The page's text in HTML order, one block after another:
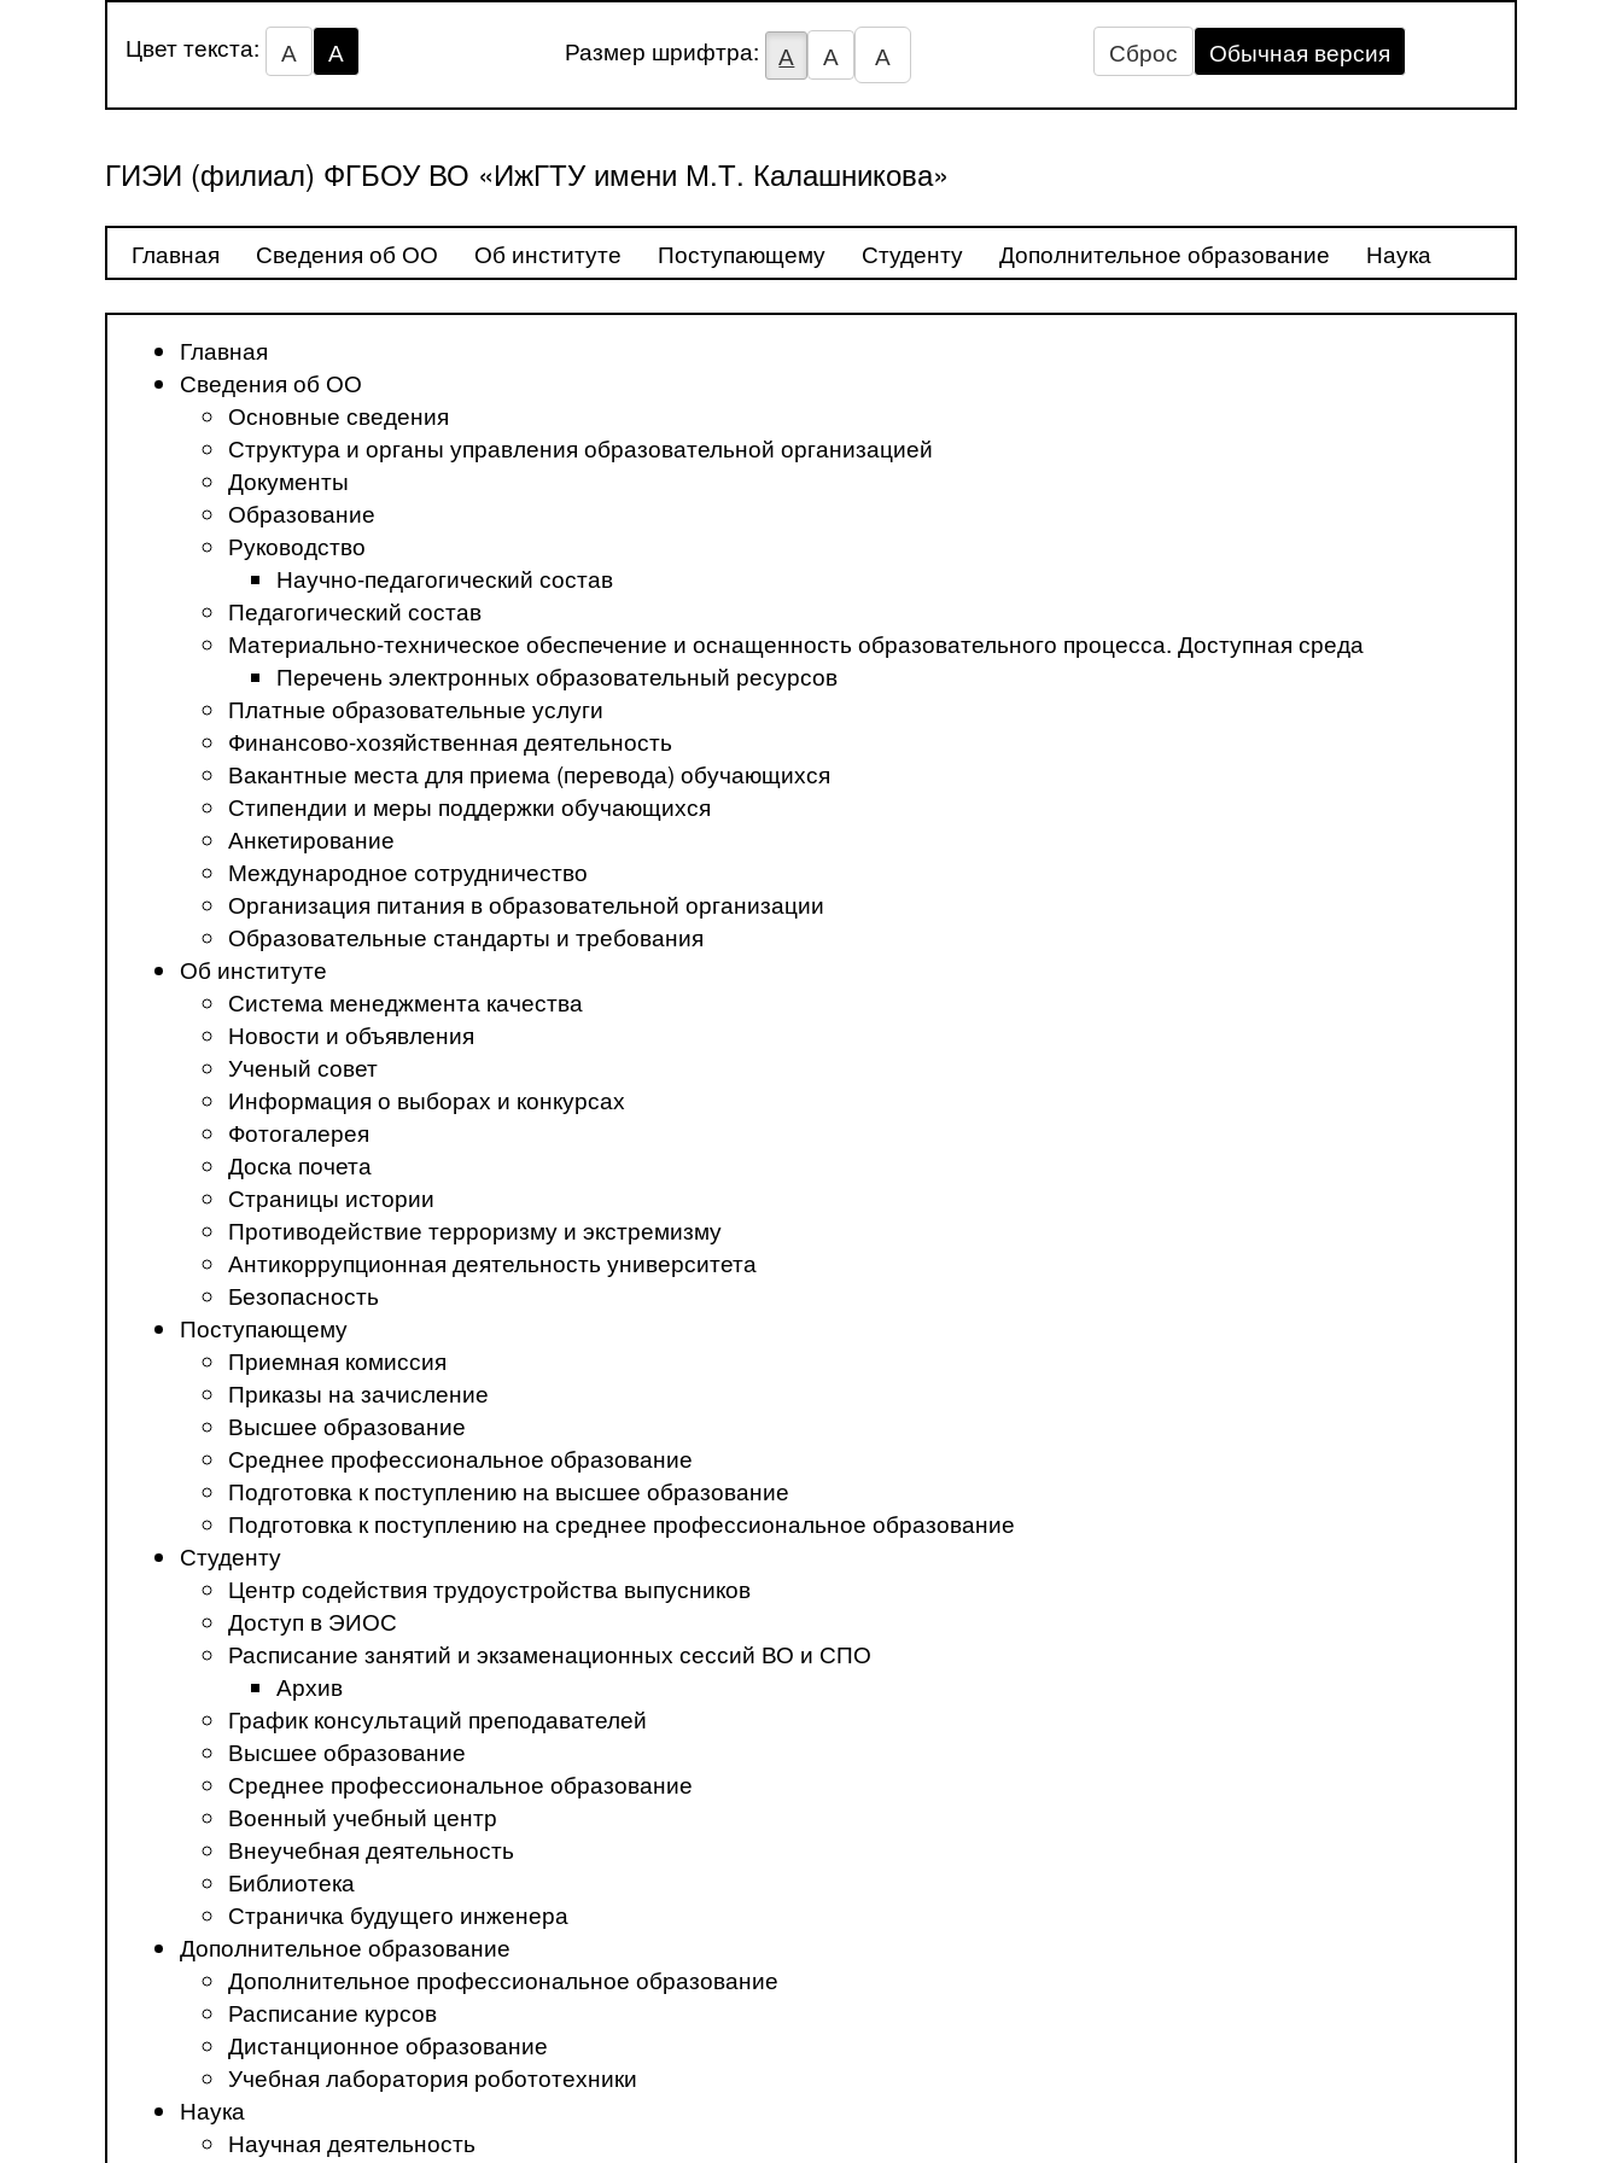
Цвет текста: А А Размер шрифтра: А А А Сброс Обычная версия
ГИЭИ (филиал) ФГБОУ ВО «ИжГТУ имени М.Т. Калашникова»
Главная Сведения об ОО Об институте Поступающему Студенту Дополнительное образование Наука
Главная
Сведения об ОО
Основные сведения
Структура и органы управления образовательной организацией
Документы
Образование
Руководство
Научно-педагогический состав
Педагогический состав
Материально-техническое обеспечение и оснащенность образовательного процесса. Доступная среда
Перечень электронных образовательный ресурсов
Платные образовательные услуги
Финансово-хозяйственная деятельность
Вакантные места для приема (перевода) обучающихся
Стипендии и меры поддержки обучающихся
Анкетирование
Международное сотрудничество
Организация питания в образовательной организации
Образовательные стандарты и требования
Об институте
Система менеджмента качества
Новости и объявления
Ученый совет
Информация о выборах и конкурсах
Фотогалерея
Доска почета
Страницы истории
Противодействие терроризму и экстремизму
Антикоррупционная деятельность университета
Безопасность
Поступающему
Приемная комиссия
Приказы на зачисление
Высшее образование
Среднее профессиональное образование
Подготовка к поступлению на высшее образование
Подготовка к поступлению на среднее профессиональное образование
Студенту
Центр содействия трудоустройства выпусников
Доступ в ЭИОС
Расписание занятий и экзаменационных сессий ВО и СПО
Архив
График консультаций преподавателей
Высшее образование
Среднее профессиональное образование
Военный учебный центр
Внеучебная деятельность
Библиотека
Страничка будущего инженера
Дополнительное образование
Дополнительное профессиональное образование
Расписание курсов
Дистанционное образование
Учебная лаборатория робототехники
Наука
Научная деятельность